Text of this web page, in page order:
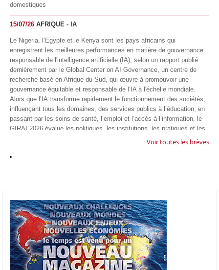
domestiques
15/07/26 AFRIQUE - IA
Le Nigeria, l’Egypte et le Kenya sont les pays africains qui
enregistrent les meilleures performances en matière de gouvernance
responsable de l'intelligence artificielle (IA), selon un rapport publié
dernièrement par le Global Center on AI Governance, un centre de
recherche basé en Afrique du Sud, qui œuvre à promouvoir une
gouvernance équitable et responsable de l’IA à l'échelle mondiale.
Alors que l’IA transforme rapidement le fonctionnement des sociétés,
influençant tous les domaines, des services publics à l’éducation, en
passant par les soins de santé, l’emploi et l’accès à l’information, le
GIRAI 2026 évalue les politiques, les institutions, les pratiques et les
conditions générales de gouvernance qui favorisent un déploiement
technologie.
appliquée d'Afrique à À Accra, au Ghana. L'annonce a été faite
mercredi 1er juillet lors du premier Google Cloud Summit du groupe
américain, qui a également indiqué avoir dépassé son objectif
d'investir un milliard de dollars sur le continent en cinq ans. Baptisée
Google Africa Applied AI Lab, la structure sera hébergée à l'AI
Community Centre d'Accra. Elle associera des fondateurs de start-up
venus de tout le continent à des chercheurs de Google et leur donnera
Voir toutes les brèves
"